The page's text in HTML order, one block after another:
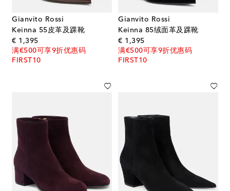
Gianvito Rossi
Keinna 55皮革及踝靴
€ 1,395original price
满€500可享9折优惠码
FIRST10
Gianvito Rossi
Keinna 85绒面革及踝靴
€ 1,395original price
满€500可享9折优惠码
FIRST10